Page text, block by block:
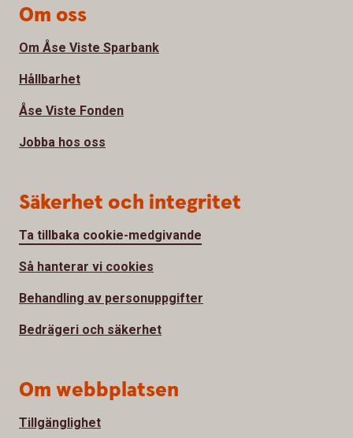
Om oss
Om Åse Viste Sparbank
Hållbarhet
Åse Viste Fonden
Jobba hos oss
Säkerhet och integritet
Ta tillbaka cookie-medgivande
Så hanterar vi cookies
Behandling av personuppgifter
Bedrägeri och säkerhet
Om webbplatsen
Tillgänglighet